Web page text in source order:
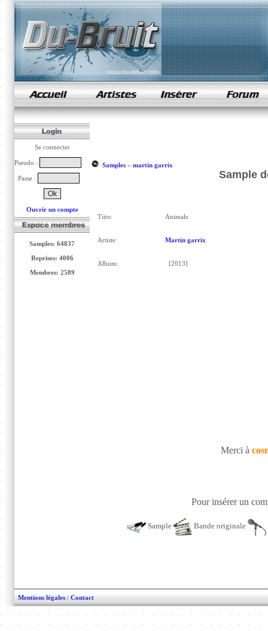
samples de rap
Se connecter
Pseudo :
Passe :
Ouvrir un compte
Samples: 64837
Reprises: 4006
Membres: 2589
Samples» martin garrix
Sample
Titre: Animals
Artiste: Martin garrix
Album: [2013]
Merci à
Pour insérer un
Sample Bande originale
Mentions légales / Contact